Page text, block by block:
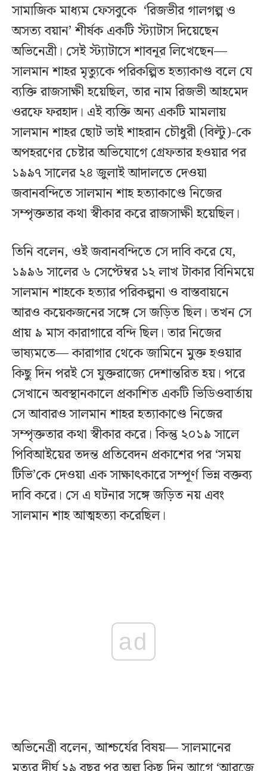
সামাজিক মাধ্যম ফেসবুকে ‘রিজভীর গালগল্প ও
অসত্য বয়ান’ শীর্ষক একটি স্ট্যাটাস দিয়েছেন
অভিনেত্রী। সেই স্ট্যাটাসে শাবনূর লিখেছেন—
সালমান শাহর মৃত্যুকে পরিকল্পিত হত্যাকাণ্ড বলে যে
ব্যক্তি রাজসাক্ষী হয়েছিল, তার নাম রিজভী আহমেদ
ওরফে ফরহাদ। এই ব্যক্তি অন্য একটি মামলায়
সালমান শাহর ছোট ভাই শাহরান চৌধুরী (বিল্টু)-কে
অপহরণের চেষ্টার অভিযোগে গ্রেফতার হওয়ার পর
১৯৯৭ সালের ২৪ জুলাই আদালতে দেওয়া
জবানবন্দিতে সালমান শাহ হত্যাকাণ্ডে নিজের
সম্পৃক্ততার কথা স্বীকার করে রাজসাক্ষী হয়েছিল।
তিনি বলেন, ওই জবানবন্দিতে সে দাবি করে যে,
১৯৯৬ সালের ৬ সেপ্টেম্বর ১২ লাখ টাকার বিনিময়ে
সালমান শাহকে হত্যার পরিকল্পনা ও বাস্তবায়নে
আরও কয়েকজনের সঙ্গে সে জড়িত ছিল। তখন সে
প্রায় ৯ মাস কারাগারে বন্দি ছিল। তার নিজের
ভাষ্যমতে— কারাগার থেকে জামিনে মুক্ত হওয়ার
কিছু দিন পরই সে যুক্তরাজ্যে দেশান্তরিত হয়। পরে
সেখানে অবস্থানকালে প্রকাশিত একটি ভিডিওবার্তায়
সে আবারও সালমান শাহর হত্যাকাণ্ডে নিজের
সম্পৃক্ততার কথা স্বীকার করে। কিন্তু ২০১৯ সালে
পিবিআইয়ের তদন্ত প্রতিবেদন প্রকাশের পর ‘সময়
টিভি’কে দেওয়া এক সাক্ষাৎকারে সম্পূর্ণ ভিন্ন বক্তব্য
দাবি করে। সে এ ঘটনার সঙ্গে জড়িত নয় এবং
সালমান শাহ আত্মহত্যা করেছিল।
ad
অভিনেত্রী বলেন, আশ্চর্যের বিষয়— সালমানের